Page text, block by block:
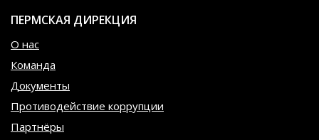
ПЕРМСКАЯ ДИРЕКЦИЯ
О нас
Команда
Документы
Противодействие коррупции
Партнёры